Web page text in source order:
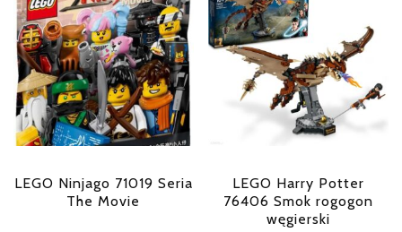
LEGO Ninjago 71019 Seria
The Movie
LEGO Harry Potter
76406 Smok rogogon
węgierski